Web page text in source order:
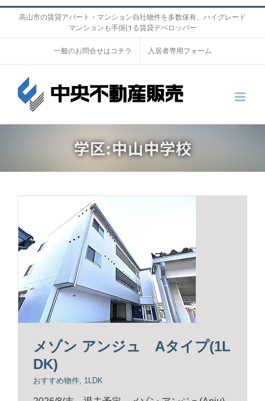
p
高山市の賃貸アパート・マンション自社物件を多数保有。ハイグレード
マンションも手掛ける賃貸デベロッパー
一般のお問合せはコチラ 入居者専用フォーム
学区:中山中学校
メゾン アンジュ Aタイプ(1L
DK)
おすすめ物件, 1LDK